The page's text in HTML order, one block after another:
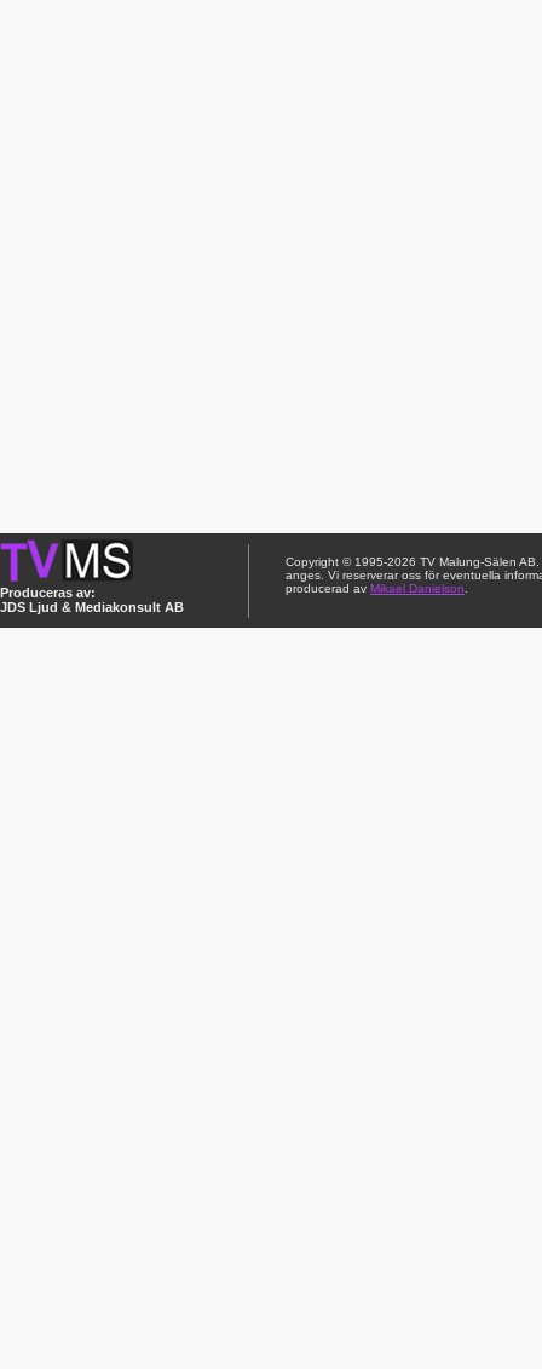
Produceras av:
JDS Ljud & Mediakonsult AB
Copyright © 1995-2026 TV Malung-Sälen
anges. Vi reserverar oss för eventuella
producerad av Mikael Danielson